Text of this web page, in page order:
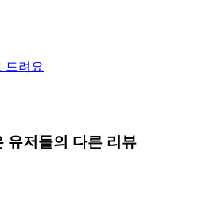
드려요
유저들의 다른 리뷰